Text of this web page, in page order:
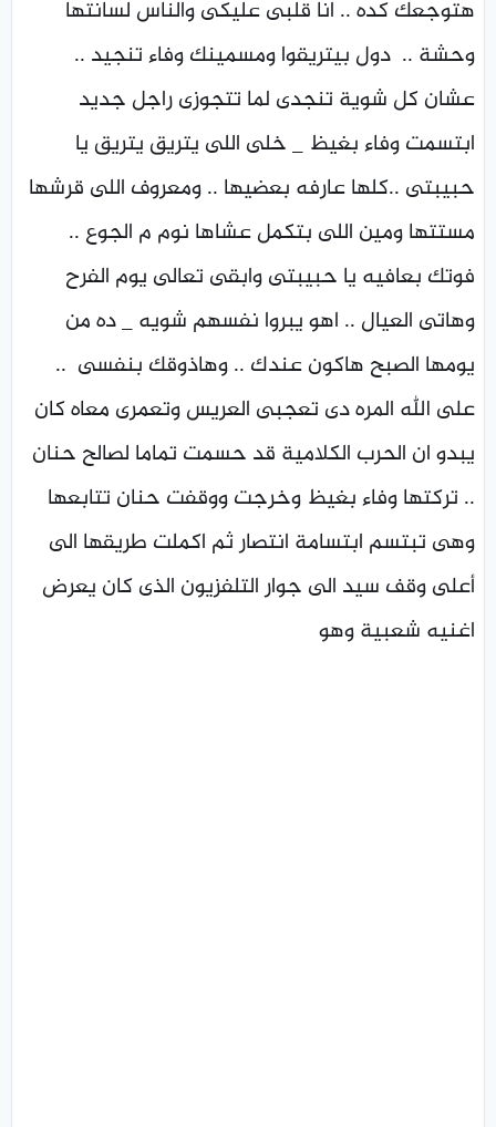
هتوجعك كده .. انا قلبى عليكى والناس لسانتها
وحشة .. دول بيتريقوا ومسمينك وفاء تنجيد ..
عشان كل شوية تنجدى لما تتجوزى راجل جديد
ابتسمت وفاء بغيظ _ خلى اللى يتريق يتريق يا
حبيبتى ..كلها عارفه بعضيها .. ومعروف اللى قرشها
مستتها ومين اللى بتكمل عشاها نوم م الجوع ..
فوتك بعافيه يا حبيبتى وابقى تعالى يوم الفرح
وهاتى العيال .. اهو يبروا نفسهم شويه _ ده من
يومها الصبح هاكون عندك .. وهاذوقك بنفسى ..
على الله المره دى تعجبى العريس وتعمرى معاه كان
يبدو ان الحرب الكلامية قد حسمت تماما لصالح حنان
.. تركتها وفاء بغيظ وخرجت ووقفت حنان تتابعها
وهى تبتسم ابتسامة انتصار ثم اكملت طريقها الى
أعلى وقف سيد الى جوار التلفزيون الذى كان يعرض
اغنيه شعبية وهو